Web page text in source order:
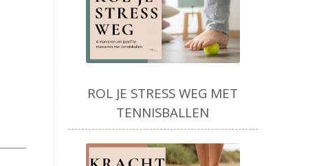
ROL JE STRESS WEG MET
TENNISBALLEN